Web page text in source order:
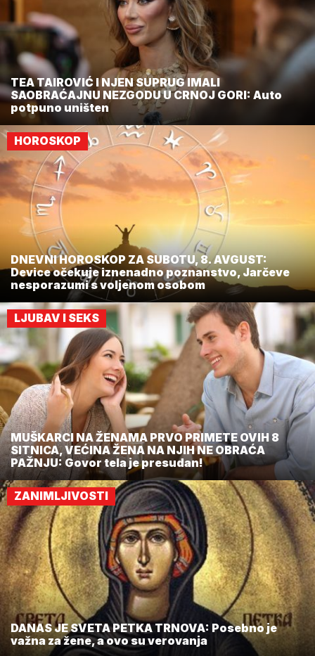
TEA TAIROVIĆ I NJEN SUPRUG IMALI
SAOBRAĆAJNU NEZGODU U CRNOJ GORI: Auto
potpuno uništen
HOROSKOP
DNEVNI HOROSKOP ZA SUBOTU, 8. AVGUST:
Device očekuje iznenadno poznanstvo, Jarčeve
nesporazumi s voljenom osobom
LJUBAV I SEKS
MUŠKARCI NA ŽENAMA PRVO PRIMETE OVIH 8
SITNICA, VEĆINA ŽENA NA NJIH NE OBRAĆA
PAŽNJU: Govor tela je presudan!
ZANIMLJIVOSTI
DANAS JE SVETA PETKA TRNOVA: Posebno je
važna za žene, a ovo su verovanja